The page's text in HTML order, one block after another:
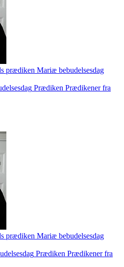
prædiken Mariæ bebudelsesdag
Prædiken Prædikener fra
prædiken Mariæ bebudelsesdag
Prædiken Prædikener fra